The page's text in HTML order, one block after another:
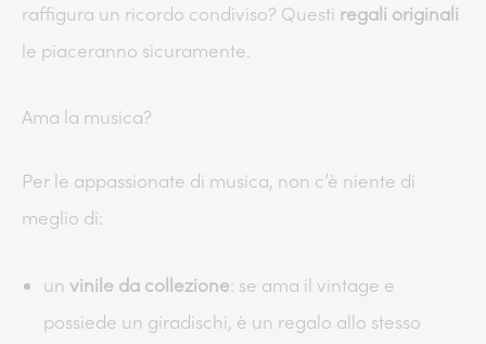
raffigura un ricordo condiviso? Questi regali originali
le piaceranno sicuramente.
Ama la musica?
Per le appassionate di musica, non c’è niente di
meglio di:
un vinile da collezione: se ama il vintage e
possiede un giradischi, è un regalo allo stesso